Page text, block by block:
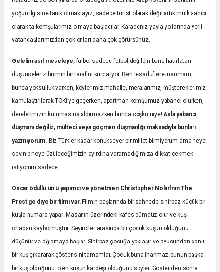
yoğun ilgisine tanık olmaktayız, sadece turist olarak değil artık mülk sahibi
olarak ta komşularımız olmaya başladılar. Karadeniz yayla yollarında yerli
vatandaşlarımızdan çok onları daha çok görürsünüz.
Gelelim asıl meseleye,futbol sadece futbol değildiri bana hatırlatan
düşünceler zihnimin bir tarafını kurcalıyor. Ben tesadüflere inanmam,
bunca yoksulluk varken, köylerimiz mahalle, meralarımız, müştereklerimiz
kamulaştırılarak TOKİ’ye geçerken, apartman komşumuz yabancı olurken,
derelerimizin kurumasına aldırmazken bunca coşku niye! Asla yabancı
düşmanı değiliz, mülteci veya göçmen düşmanlığı maksadıyla bunları
yazmıyorum. Biz Türkler kadar konuksever bir millet bilmiyorum ama neye
sevinip neye üzüleceğimizin ayırdına varamadığımıza dikkat çekmek
istiyorum sadece.
Oscar ödüllü ünlü yapımcı ve yönetmen Christopher Nolan’nın The
Prestige diye bir filmi var.Filmin başlarında bir sahnede sihirbaz küçük bir
kuşla numara yapar: Masanın üzerindeki kafes dümdüz olur ve kuş
ortadan kaybolmuştur. Seyirciler arasında bir çocuk kuşun öldüğünü
düşünür ve ağlamaya başlar. Sihirbaz çocuğa yaklaşır ve avucundan canlı
bir kuş çıkararak gösterisini tamamlar. Çocuk buna inanmaz; bunun başka
bir kuş olduğunu, ölen kuşun kardeşi olduğunu söyler. Gösteriden sonra